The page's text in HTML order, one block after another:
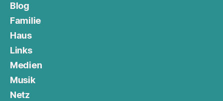
Blog
Familie
Haus
Links
Medien
Musik
Netz